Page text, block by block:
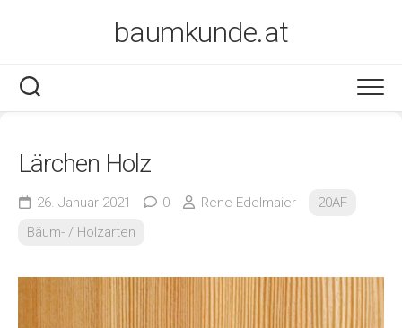
baumkunde.at
Lärchen Holz
26. Januar 2021 0 Rene Edelmaier
20AF
Bäum- / Holzarten